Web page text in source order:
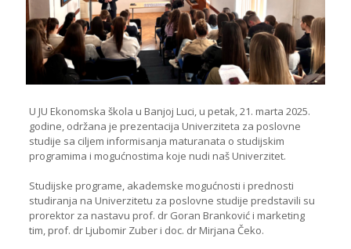
U JU Ekonomska škola u Banjoj Luci, u petak, 21. marta 2025.
godine, održana je prezentacija Univerziteta za poslovne
studije sa ciljem informisanja maturanata o studijskim
programima i mogućnostima koje nudi naš Univerzitet.
Studijske programe, akademske mogućnosti i prednosti
studiranja na Univerzitetu za poslovne studije predstavili su
prorektor za nastavu prof. dr Goran Branković i marketing
tim, prof. dr Ljubomir Zuber i doc. dr Mirjana Čeko.